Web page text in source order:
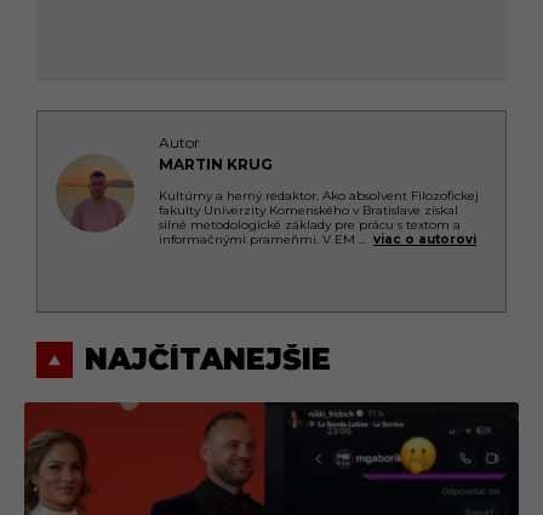
Autor
MARTIN KRUG
Kultúrny a herný redaktor. Ako absolvent Filozofickej
fakulty Univerzity Komenského v Bratislave získal
silné metodologické základy pre prácu s textom a
informačnými prameňmi. V EM ... viac o autorovi
NAJČÍTANEJŠIE